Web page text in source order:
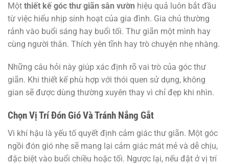
Một thiết kế góc thư giãn sân vườn hiệu quả luôn bắt đầu
từ việc hiểu nhịp sinh hoạt của gia đình. Gia chủ thường
rảnh vào buổi sáng hay buổi tối. Thư giãn một mình hay
cùng người thân. Thích yên tĩnh hay trò chuyện nhẹ nhàng.
Những câu hỏi này giúp xác định rõ vai trò của góc thư
giãn. Khi thiết kế phù hợp với thói quen sử dụng, không
gian sẽ được dùng thường xuyên thay vì chỉ đẹp khi nhìn.
Chọn Vị Trí Đón Gió Và Tránh Nắng Gắt
Vi khí hậu là yếu tố quyết định cảm giác thư giãn. Một góc
ngồi đón gió nhẹ sẽ mang lại cảm giác mát mẻ và dễ chịu,
đặc biệt vào buổi chiều hoặc tối. Ngược lại, nếu đặt ở vị trí